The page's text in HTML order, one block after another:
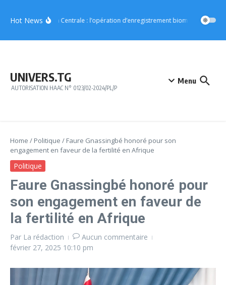
Hot NewsRégion Centrale : l’opération d’enregistrement biométrique
UNIVERS.TG
AUTORISATION HAAC N° 0123/02-2024/PL/P
Menu
Home / Politique / Faure Gnassingbé honoré pour son
engagement en faveur de la fertilité en Afrique
Politique
Faure Gnassingbé honoré pour
son engagement en faveur de
la fertilité en Afrique
Par La rédaction
Aucun commentaire
février 27, 2025 10:10 pm